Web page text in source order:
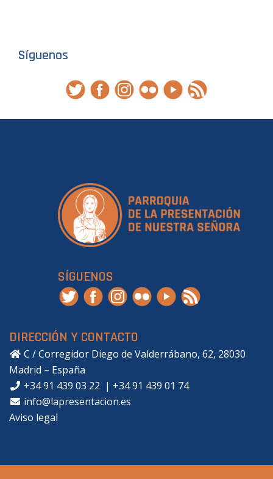
Síguenos
SÍGUENOS
DIRECCIÓN Y CONTACTO
C / Corregidor Diego de Valderrábano, 62, 28030
Madrid – España
+34 91 439 03 22 | +34 91 439 01 74
info@lapresentacion.es
Aviso legal